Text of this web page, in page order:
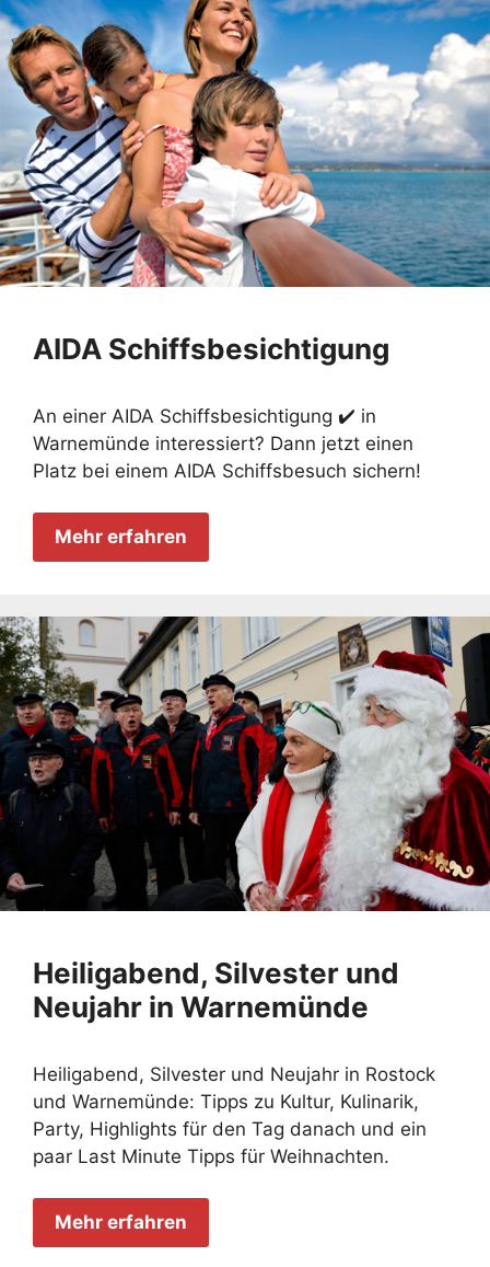
AIDA Schiffsbesichtigung
An einer AIDA Schiffsbesichtigung ✔️ in
Warnemünde interessiert? Dann jetzt einen
Platz bei einem AIDA Schiffsbesuch sichern!
Mehr erfahren
Heiligabend, Silvester und
Neujahr in Warnemünde
Heiligabend, Silvester und Neujahr in Rostock
und Warnemünde: Tipps zu Kultur, Kulinarik,
Party, Highlights für den Tag danach und ein
paar Last Minute Tipps für Weihnachten.
Mehr erfahren